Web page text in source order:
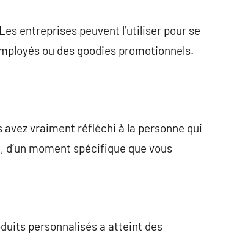
entreprises peuvent l’utiliser pour se
ou des goodies promotionnels.
vraiment réfléchi à la personne qui
d’un moment spécifique que vous
personnalisés a atteint des